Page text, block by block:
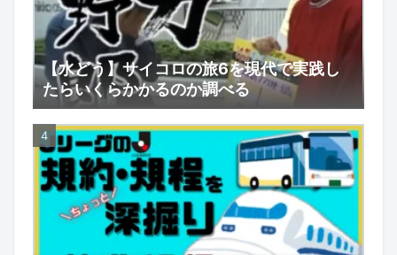
【水どう】サイコロの旅6を現代で実践し
たらいくらかかるのか調べる